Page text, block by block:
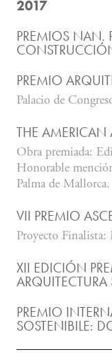
2017
PREMIOS NAN.
PREMIO
Palacio de
THE AMERICAN
Obra premiada:
Honorable
Palma de Mallorca.
VII PREMIO
Proyecto Finalista:
XII EDICIÓN
ARQUITECTURA
PREMIO
SOSTENIBILE: